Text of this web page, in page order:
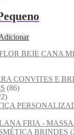
CANA
CONVITES E
(86)
FRIA -
BRINDES